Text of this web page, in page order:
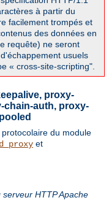
à partir du
facilement trompés et
des données en
requête) ne seront
usuels
« cross-site-scripting".
proxy-
chain-auth, proxy-
du module
et
HTTP Apache